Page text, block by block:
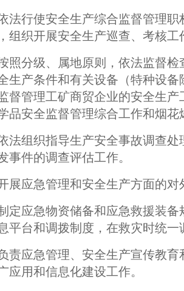
法行使安全生产综合监督管理
组织开展安全生产巡查、考核工
照分级、属地原则，依法监督
生产条件和有关设备（特种设
督管理工矿商贸企业的安全生
品安全监督管理综合工作和烟
法组织指导生产安全事故调查
事件的调查评估工作。
展应急管理和安全生产方面的对
定应急物资储备和应急救援装
平台和调拨制度，在救灾时统一
责应急管理、安全生产宣传教
应用和信息化建设工作。